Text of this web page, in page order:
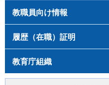
教職員向け情報
履歴（在職）証明
教育庁組織